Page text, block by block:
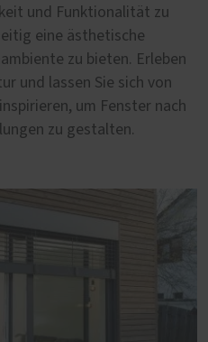
und Funktionalität zu
eine ästhetische
zu bieten. Erleben
und lassen Sie sich von
um Fenster nach
zu gestalten.